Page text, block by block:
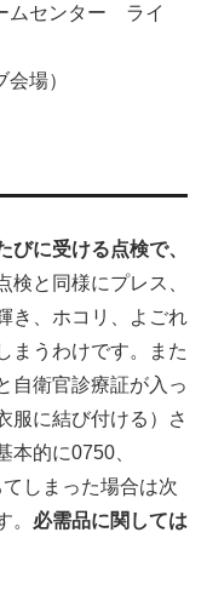
センター ライ
場）
に受ける点検で、
検と同様にプレス、
き、ホコリ、よごれ
まうわけです。また
自衛官診療証が入っ
服に結び付ける）さ
本的に0750、
しまった場合は次
。 必需品に関しては